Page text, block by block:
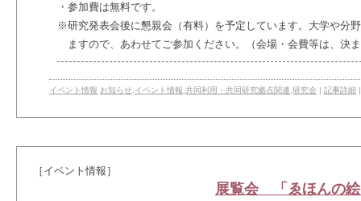
・ 参加費は無料です。
※研究発表会後に懇親会（有料）を予定しています。大学や分
ますので、あわせてご参加ください。（会場・会費等は、決
イベント情報 お知らせ イベント情報 共同利用・共同研究拠点関連 研究会 | 記事詳細
［イベント情報］
展覧会 「ゑほんの